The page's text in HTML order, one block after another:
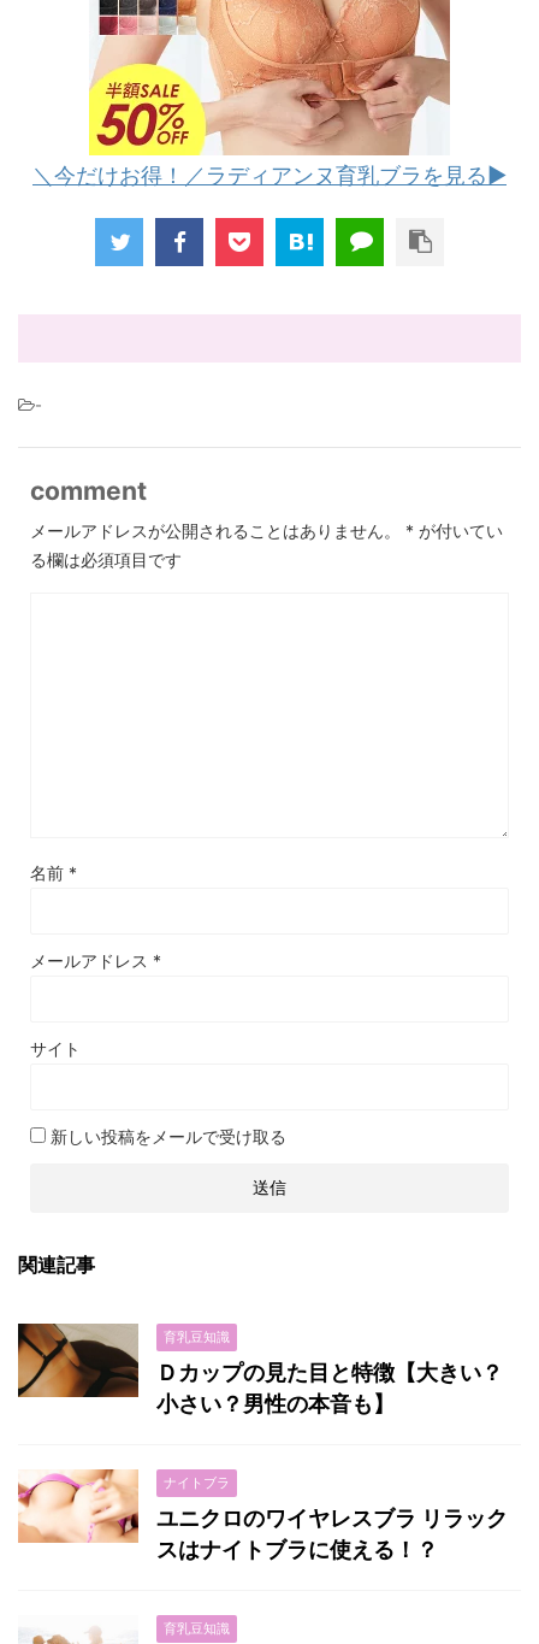
＼今だけお得！／ラディアンヌ育乳ブラを見る▶︎
-
comment
メールアドレスが公開されることはありません。 * が付いてい
る欄は必須項目です
名前 *
メールアドレス *
サイト
新しい投稿をメールで受け取る
関連記事
育乳豆知識
Ｄカップの見た目と特徴【大きい？
小さい？男性の本音も】
ナイトブラ
ユニクロのワイヤレスブラ リラック
スはナイトブラに使える！？
育乳豆知識